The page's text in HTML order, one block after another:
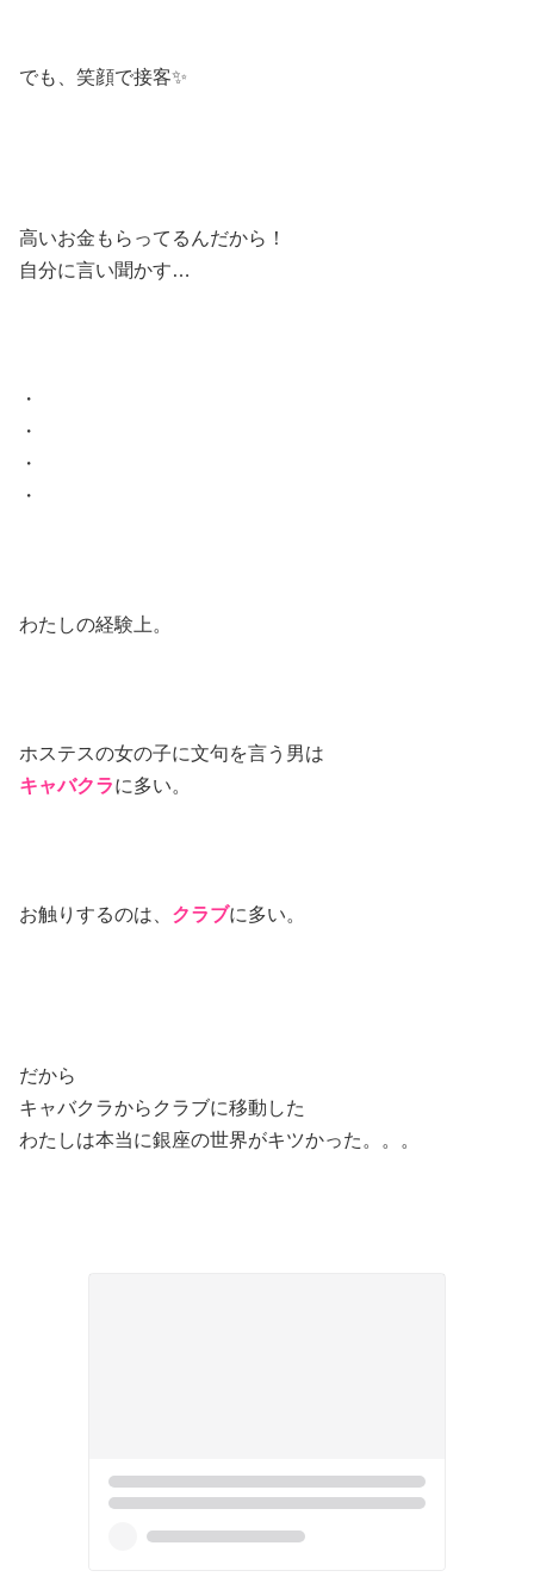
でも、笑顔で接客✨
高いお金もらってるんだから！
自分に言い聞かす…
・
・
・
・
わたしの経験上。
ホステスの女の子に文句を言う男は
キャバクラに多い。
お触りするのは、 クラブに多い。
だから
キャバクラからクラブに移動した
わたしは本当に銀座の世界がキツかった。。。